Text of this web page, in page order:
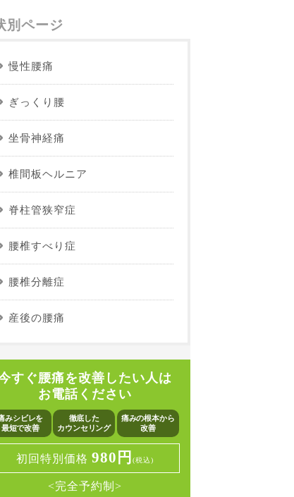
別ページ
慢性腰痛
ぎっくり腰
坐骨神経痛
椎間板ヘルニア
脊柱管狭窄症
腰椎すべり症
腰椎分離症
産後の腰痛
すぐ腰痛を改善したい人は
お電話ください
みシビレを
最短で改善
徹底した
カウンセリング
痛みの根本から
改善
初回特別価格 980円 (税込)
<完全予約制>